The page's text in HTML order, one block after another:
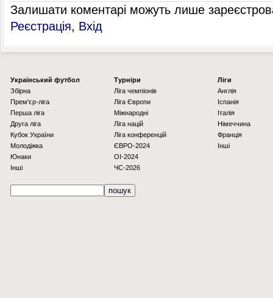
Залишати коментарі можуть лише
Реєстрація, Вхід
Українcький футбол
Збірна
Прем'єр-ліга
Перша ліга
Друга ліга
Кубок України
Молодіжка
Юнаки
Інші
Турніри
Ліга чемпіонів
Ліга Європи
Міжнародні
Ліга націй
Ліга конференцій
ЄВРО-2024
OI-2024
ЧС-2026
Ліги
Англія
Іспанія
Італія
Німеччина
Франція
Інші